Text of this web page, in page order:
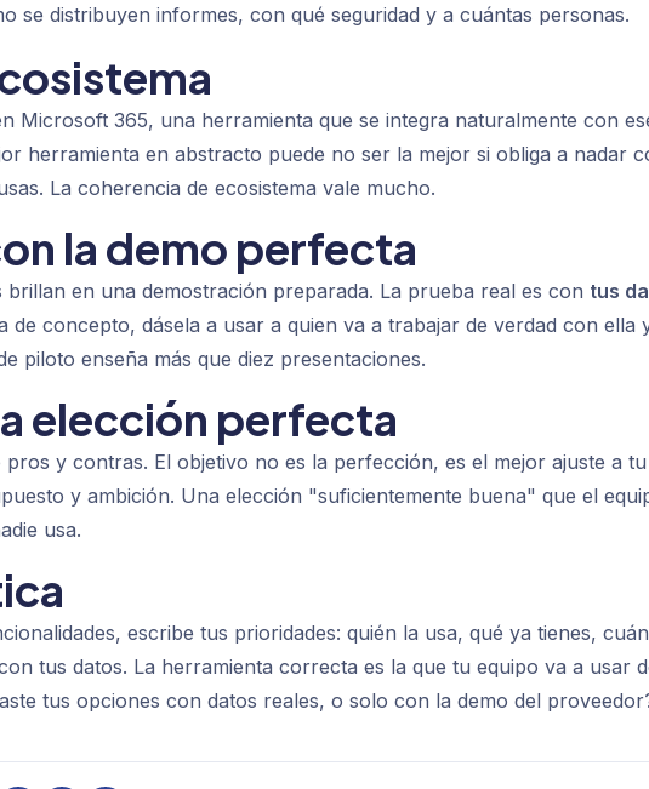
se distribuyen informes, con qué seguridad y a cuántas personas.
Microsoft 365, una herramienta que se integra naturalmente con
herramienta en abstracto puede no ser la mejor si obliga a nadar
La coherencia de ecosistema vale mucho.
la demo perfecta
brillan en una demostración preparada. La prueba real es con tus
de concepto, dásela a usar a quien va a trabajar de verdad con ella
piloto enseña más que diez presentaciones.
elección perfecta
pros y contras. El objetivo no es la perfección, es el mejor ajuste a
y ambición. Una elección "suficientemente buena" que el
usa.
escribe tus prioridades: quién la usa, qué ya tienes,
tus datos. La herramienta correcta es la que tu equipo va a usar
tus opciones con datos reales, o solo con la demo del